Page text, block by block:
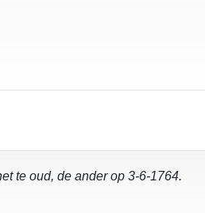
te oud, de ander op 3-6-1764.